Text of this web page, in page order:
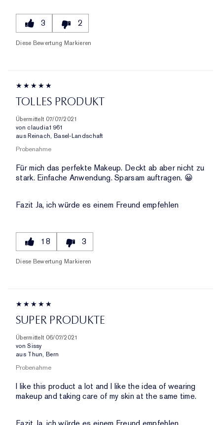
3 2
Diese Bewertung Markieren
TOLLES PRODUKT
Übermittelt 07/07/2021
von claudia1961
aus Reinach, Basel-Landschaft
Probenahme
Für mich das perfekte Makeup. Deckt ab aber nicht zu
stark. Einfache Anwendung. Sparsam auftragen. 😀
Fazit Ja, ich würde es einem Freund empfehlen
18 3
Diese Bewertung Markieren
SUPER PRODUKTE
Übermittelt 06/07/2021
von Sissy
aus Thun, Bern
Probenahme
I like this product a lot and I like the idea of wearing
makeup and taking care of my skin at the same time.